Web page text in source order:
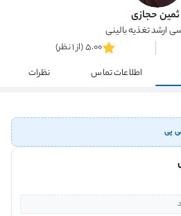
ثمین حجازی
ارشد تغذیه بالینی
5.00 (از 1 نظر)
اطلاعات تماس نظرات